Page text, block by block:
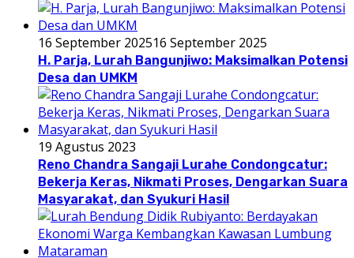
16 September 202516 September 2025
H. Parja, Lurah Bangunjiwo: Maksimalkan Potensi
Desa dan UMKM
19 Agustus 2023
Reno Chandra Sangaji Lurahe Condongcatur:
Bekerja Keras, Nikmati Proses, Dengarkan Suara
Masyarakat, dan Syukuri Hasil